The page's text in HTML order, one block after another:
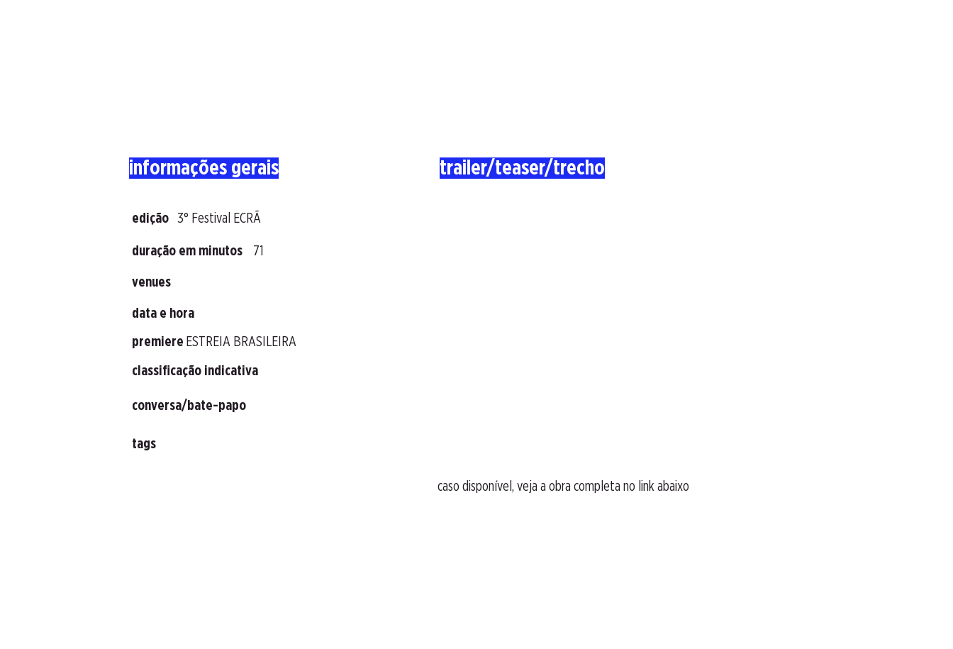
informações gerais
edição 3° Festival ECRÃ
venues
data e hora
premiere ESTREIA BRASILEIRA
classificação indicativa
conversa/bate-papo
tags
trailer/teaser/trecho
caso disponível, veja a obra completa no link abaixo
duração em minutos 71